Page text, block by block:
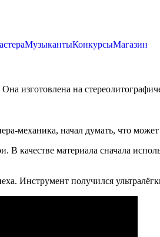
МузыкантыКонкурсыМагазин
изготовлена на
механика, начал думать, что
В качестве материала сначала
Инструмент получился